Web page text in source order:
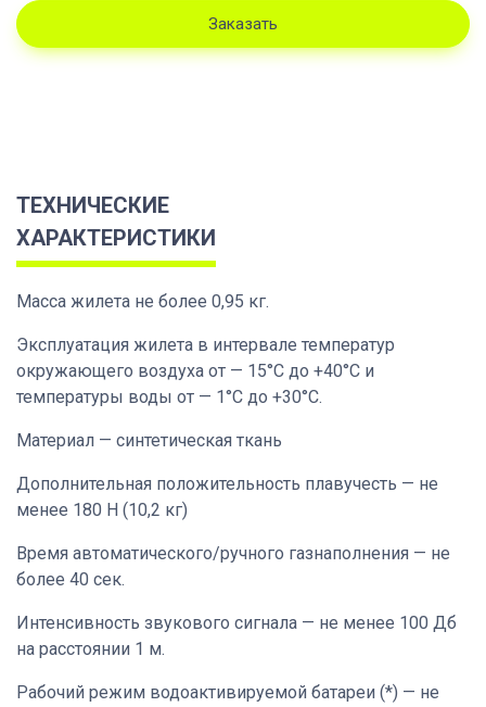
Заказать
ТЕХНИЧЕСКИЕ
ХАРАКТЕРИСТИКИ
Масса жилета не более 0,95 кг.
Эксплуатация жилета в интервале температур
окружающего воздуха от — 15°С до +40°С и
температуры воды от — 1°С до +30°С.
Материал — синтетическая ткань
Дополнительная положительность плавучесть — не
менее 180 Н (10,2 кг)
Время автоматического/ручного газнаполнения — не
более 40 сек.
Интенсивность звукового сигнала — не менее 100 Дб
на расстоянии 1 м.
Рабочий режим водоактивируемой батареи (*) — не